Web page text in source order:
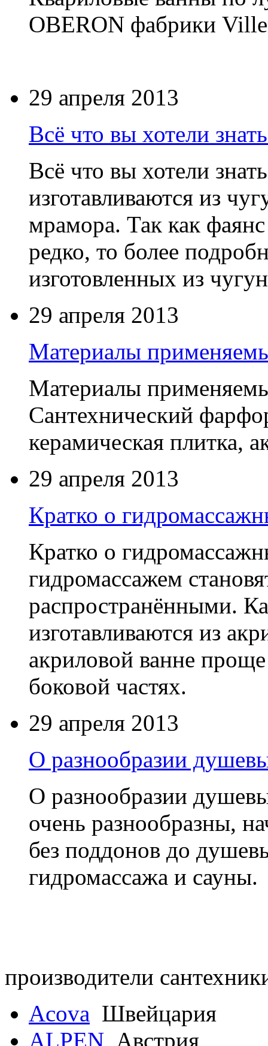
OBERON фабрики
29 апреля 2013
Всё что вы хотели
Всё что вы хотели
изготавливаются из
мрамора. Так как
редко, то более
изготовленных из
29 апреля 2013
Материалы
Материалы
Сантехнический
керамическая плитка,
29 апреля 2013
Кратко о
Кратко о
гидромассажем
распространёнными.
изготавливаются из
акриловой ванне
боковой частях.
29 апреля 2013
О разнообразии
О разнообразии
очень разнообразны,
без поддонов до
гидромассажа и сауны.
производители
Acova Швейцария
ALPEN Австрия